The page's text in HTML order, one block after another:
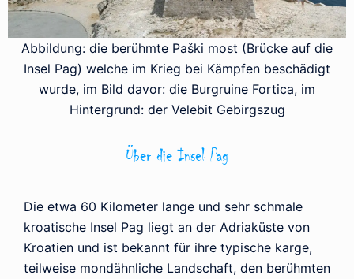
Abbildung: die berühmte Paški most (Brücke auf die
Insel Pag) welche im Krieg bei Kämpfen beschädigt
wurde, im Bild davor: die Burgruine Fortica, im
Hintergrund: der Velebit Gebirgszug
Über die Insel Pag
Die etwa 60 Kilometer lange und sehr schmale
kroatische Insel Pag liegt an der Adriaküste von
Kroatien und ist bekannt für ihre typische karge,
teilweise mondähnliche Landschaft, den berühmten